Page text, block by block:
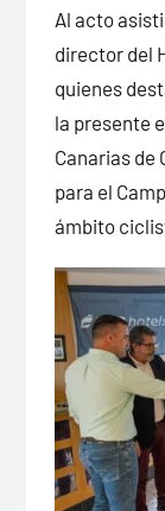
Al acto
director del
quienes
la presente
Canarias de
para el
ámbito